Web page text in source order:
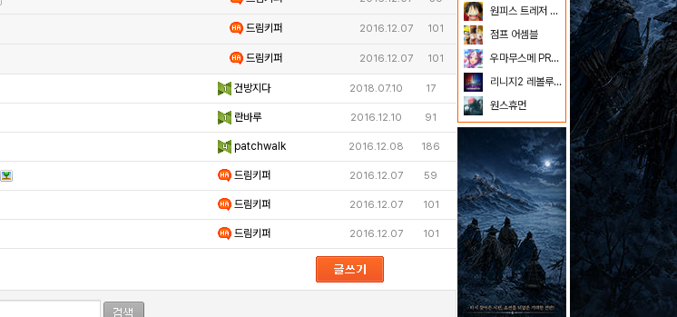
드림키퍼 2016.12.07 101
드림키퍼 2016.12.07 101
건방지다 2018.07.10 17
란바루 2016.12.10 91
patchwalk 2016.12.08 186
드림키퍼 2016.12.07 59
드림키퍼 2016.12.07 101
드림키퍼 2016.12.07 101
원피스 트레저 크루즈
점프 어셈블
우마무스메 PRETTY DERBY
리니지2 레볼루션
원스휴먼